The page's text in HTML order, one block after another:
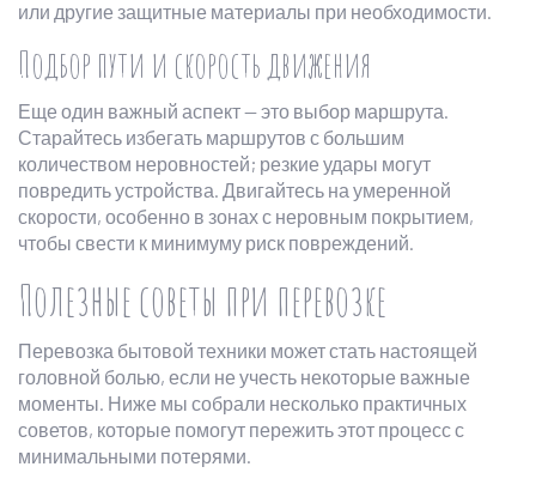
или другие защитные материалы при необходимости.
Подбор пути и скорость движения
Еще один важный аспект — это выбор маршрута.
Старайтесь избегать маршрутов с большим
количеством неровностей; резкие удары могут
повредить устройства. Двигайтесь на умеренной
скорости, особенно в зонах с неровным покрытием,
чтобы свести к минимуму риск повреждений.
Полезные советы при перевозке
Перевозка бытовой техники может стать настоящей
головной болью, если не учесть некоторые важные
моменты. Ниже мы собрали несколько практичных
советов, которые помогут пережить этот процесс с
минимальными потерями.